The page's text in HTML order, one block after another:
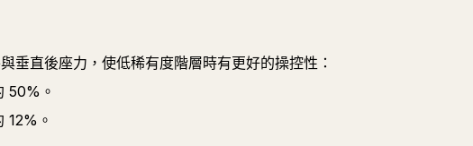
垂直後座力，使低稀有度階層時有更好的操控性：
50%。
12%。